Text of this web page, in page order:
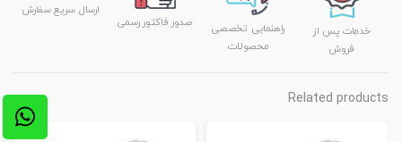
خدمات پس از
فروش
راهنمایی تخصصی
محصولات
صدور فاکتور رسمی
ارسال سریع سفارش
Related products